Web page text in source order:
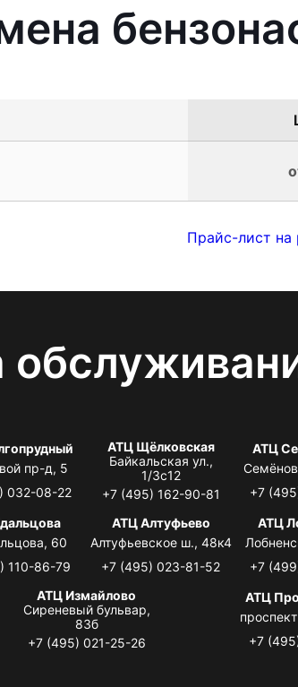
Прайс-лист на
пр-д, 5
032-08-22
АТЦ Щёлковская
Байкальская ул.,
1/3с12
+7 (495) 162-90-81
АТЦ
+7
60
110-86-79
АТЦ Алтуфьево
Алтуфьевское ш., 48к4
+7 (495) 023-81-52
АТЦ
+7
АТЦ Измайлово
Сиреневый бульвар,
83б
+7 (495) 021-25-26
АТЦ
+7